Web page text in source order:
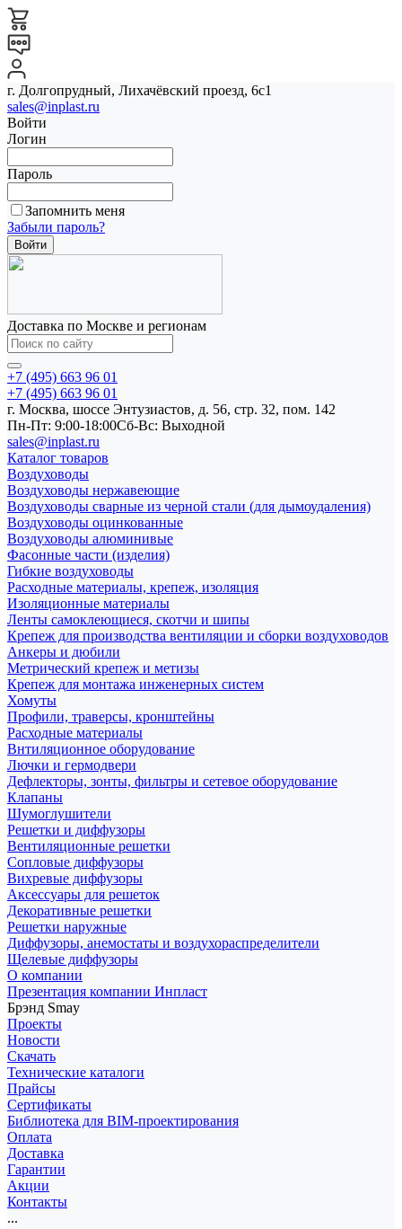
г. Долгопрудный, Лихачёвский проезд, 6с1
sales@inplast.ru
Войти
Логин
Пароль
Запомнить меня
Забыли пароль?
Доставка по Москве и регионам
+7 (495) 663 96 01
+7 (495) 663 96 01
г. Москва, шоссе Энтузиастов, д. 56, стр. 32, пом. 142
Пн-Пт: 9:00-18:00Cб-Вс: Выходной
sales@inplast.ru
Каталог товаров
Воздуховоды
Воздуховоды нержавеющие
Воздуховоды сварные из черной стали (для дымоудаления)
Воздуховоды оцинкованные
Воздуховоды алюминивые
Фасонные части (изделия)
Гибкие воздуховоды
Расходные материалы, крепеж, изоляция
Изоляционные материалы
Ленты самоклеющиеся, скотчи и шипы
Крепеж для производства вентиляции и сборки воздуховодов
Анкеры и дюбили
Метрический крепеж и метизы
Крепеж для монтажа инженерных систем
Хомуты
Профили, траверсы, кронштейны
Расходные материалы
Внтиляционное оборудование
Лючки и гермодвери
Дефлекторы, зонты, фильтры и сетевое оборудование
Клапаны
Шумоглушители
Решетки и диффузоры
Вентиляционные решетки
Сопловые диффузоры
Вихревые диффузоры
Аксессуары для решеток
Декоративные решетки
Решетки наружные
Диффузоры, анемостаты и воздухораспределители
Щелевые диффузоры
О компании
Презентация компании Инпласт
Брэнд Smay
Проекты
Новости
Скачать
Технические каталоги
Прайсы
Сертификаты
Библиотека для BIM-проектирования
Оплата
Доставка
Гарантии
Акции
Контакты
...